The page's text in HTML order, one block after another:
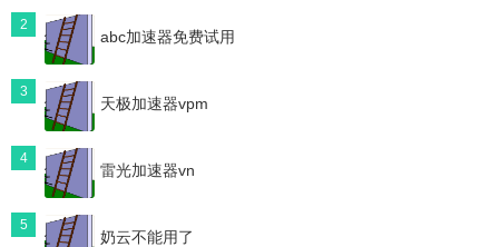
2
abc加速器免费试用
3
天极加速器vpm
4
雷光加速器vn
5
奶云不能用了